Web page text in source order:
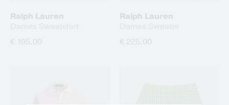
Ralph Lauren
€ 195,00
Ralph Lauren
€ 225,00